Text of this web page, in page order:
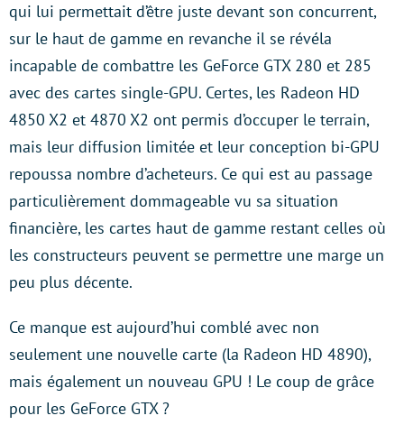
qui lui permettait d’être juste devant son concurrent,
sur le haut de gamme en revanche il se révéla
incapable de combattre les GeForce GTX 280 et 285
avec des cartes single-GPU. Certes, les Radeon HD
4850 X2 et 4870 X2 ont permis d’occuper le terrain,
mais leur diffusion limitée et leur conception bi-GPU
repoussa nombre d’acheteurs. Ce qui est au passage
particulièrement dommageable vu sa situation
financière, les cartes haut de gamme restant celles où
les constructeurs peuvent se permettre une marge un
peu plus décente.
Ce manque est aujourd’hui comblé avec non
seulement une nouvelle carte (la Radeon HD 4890),
mais également un nouveau GPU ! Le coup de grâce
pour les GeForce GTX ?